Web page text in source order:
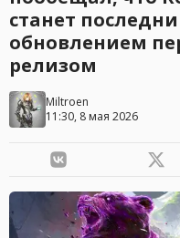
станет
обновлением
релизом
Miltroen
11:30, 8 мая 2026